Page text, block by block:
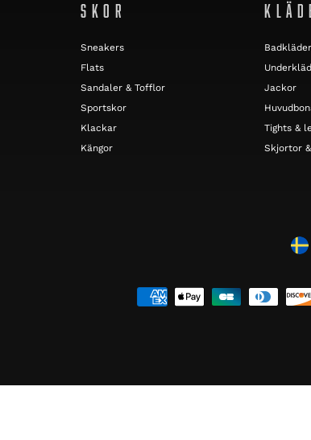
SKOR
Sneakers
Flats
Sandaler & Tofflor
Sportskor
Klackar
Kängor
Badkläder
Jackor
Tights &
Skjortor